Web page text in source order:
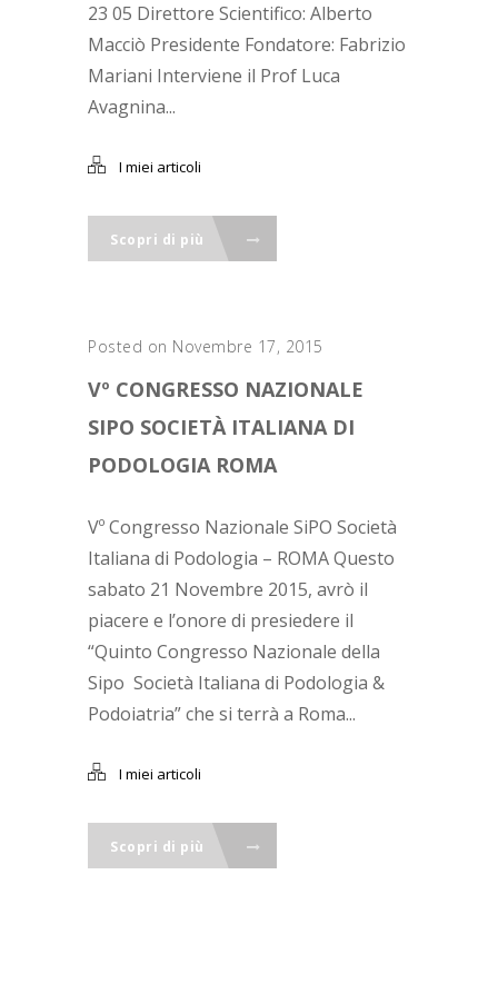
23 05 Direttore Scientifico: Alberto
Macciò Presidente Fondatore: Fabrizio
Mariani Interviene il Prof Luca
Avagnina...
I miei articoli
Scopri di più
Posted on Novembre 17, 2015
Vº CONGRESSO NAZIONALE
SIPO SOCIETÀ ITALIANA DI
PODOLOGIA ROMA
Vº Congresso Nazionale SiPO Società
Italiana di Podologia – ROMA Questo
sabato 21 Novembre 2015, avrò il
piacere e l’onore di presiedere il
“Quinto Congresso Nazionale della
Sipo Società Italiana di Podologia &
Podoiatria” che si terrà a Roma...
I miei articoli
Scopri di più